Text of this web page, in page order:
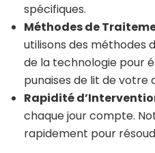
spécifiques.
Méthodes de
utilisons des méthodes
de la technologie pour
punaises de lit de votre
Rapidité
chaque jour compte.
rapidement pour